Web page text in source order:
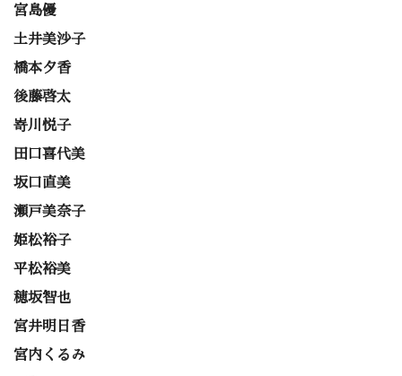
宮島優
土井美沙子
橋本夕香
後藤啓太
嵜川悦子
田口喜代美
坂口直美
瀬戸美奈子
姫松裕子
平松裕美
穂坂智也
宮井明日香
宮内くるみ